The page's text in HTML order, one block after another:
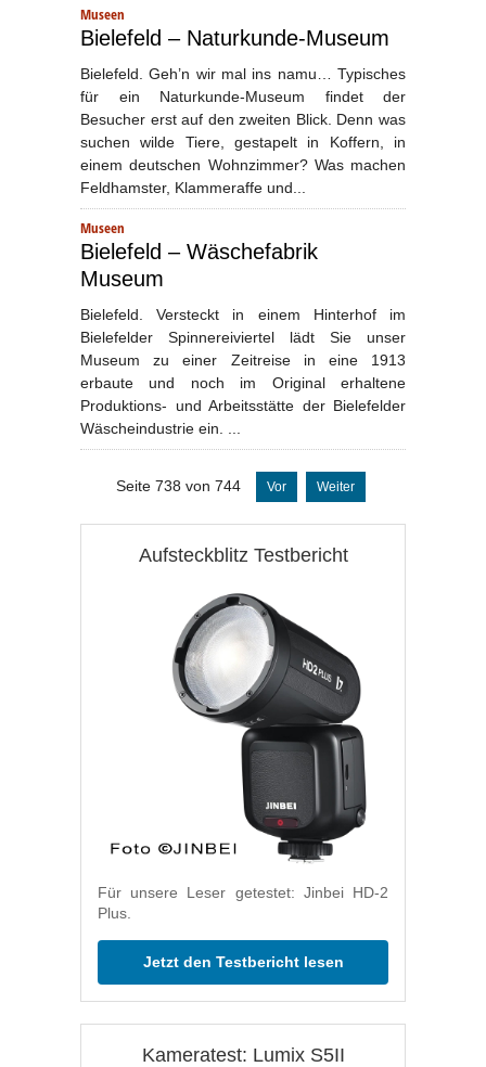
Museen
Bielefeld – Naturkunde-Museum
Bielefeld. Geh’n wir mal ins namu… Typisches
für ein Naturkunde-Museum findet der
Besucher erst auf den zweiten Blick. Denn was
suchen wilde Tiere, gestapelt in Koffern, in
einem deutschen Wohnzimmer? Was machen
Feldhamster, Klammeraffe und...
Museen
Bielefeld – Wäschefabrik
Museum
Bielefeld. Versteckt in einem Hinterhof im
Bielefelder Spinnereiviertel lädt Sie unser
Museum zu einer Zeitreise in eine 1913
erbaute und noch im Original erhaltene
Produktions- und Arbeitsstätte der Bielefelder
Wäscheindustrie ein. ...
Seite 738 von 744 Vor Weiter
Aufsteckblitz Testbericht
Für unsere Leser getestet: Jinbei HD-2
Plus.
Jetzt den Testbericht lesen
Kameratest: Lumix S5II